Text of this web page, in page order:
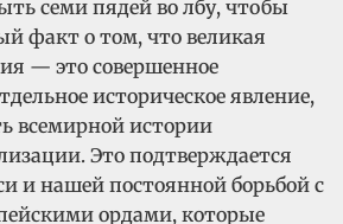
семи пядей во лбу, чтобы
факт о том, что великая
— это совершенное
историческое явление,
всемирной истории
Это подтверждается
и нашей постоянной борьбой с
ордами, которые